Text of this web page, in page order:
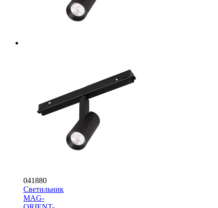
041880
Светильник
MAG-